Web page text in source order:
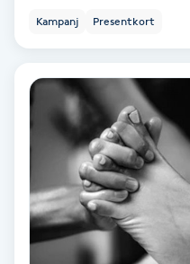
BIAB
Blowout
Bottenfärg
Brynformning
Brynfärgning
Kampanj Presentkort